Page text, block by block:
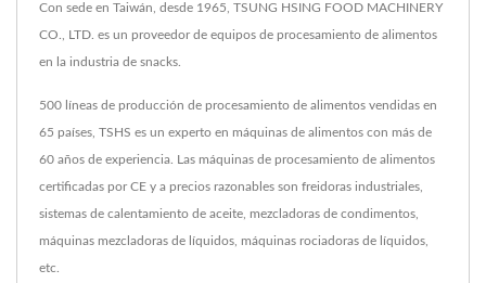
Con sede en Taiwán, desde 1965, TSUNG HSING FOOD MACHINERY
CO., LTD. es un proveedor de equipos de procesamiento de alimentos
en la industria de snacks.
500 líneas de producción de procesamiento de alimentos vendidas en
65 países, TSHS es un experto en máquinas de alimentos con más de
60 años de experiencia. Las máquinas de procesamiento de alimentos
certificadas por CE y a precios razonables son freidoras industriales,
sistemas de calentamiento de aceite, mezcladoras de condimentos,
máquinas mezcladoras de líquidos, máquinas rociadoras de líquidos,
etc.